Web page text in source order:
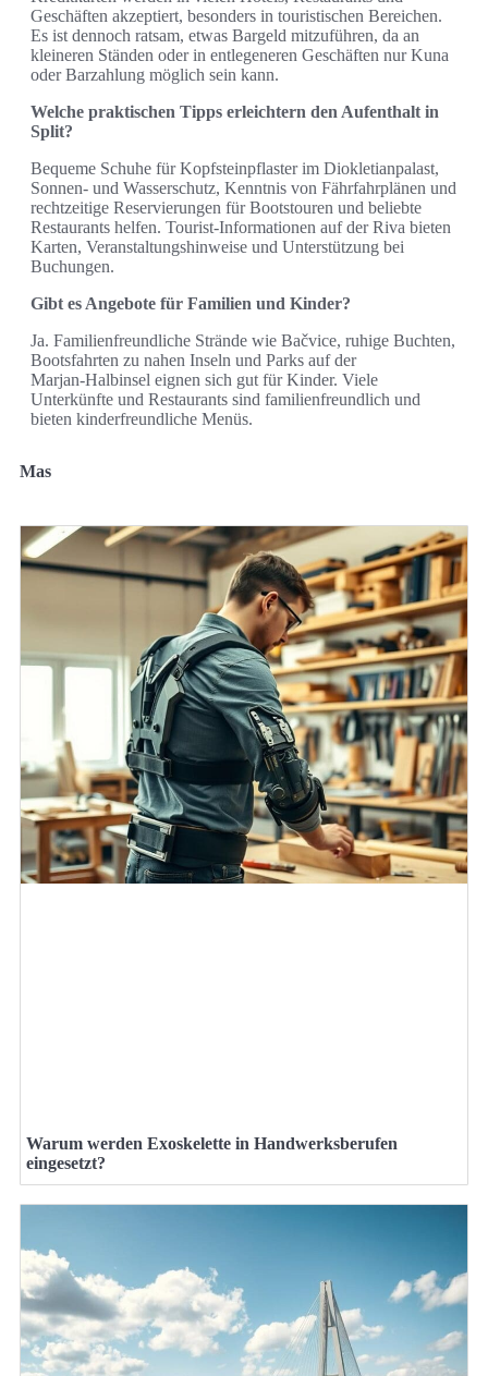
Geschäften akzeptiert, besonders in touristischen Bereichen.
Es ist dennoch ratsam, etwas Bargeld mitzuführen, da an
kleineren Ständen oder in entlegeneren Geschäften nur Kuna
oder Barzahlung möglich sein kann.
Welche praktischen Tipps erleichtern den Aufenthalt in
Split?
Bequeme Schuhe für Kopfsteinpflaster im Diokletianpalast,
Sonnen- und Wasserschutz, Kenntnis von Fährfahrplänen und
rechtzeitige Reservierungen für Bootstouren und beliebte
Restaurants helfen. Tourist-Informationen auf der Riva bieten
Karten, Veranstaltungshinweise und Unterstützung bei
Buchungen.
Gibt es Angebote für Familien und Kinder?
Ja. Familienfreundliche Strände wie Bačvice, ruhige Buchten,
Bootsfahrten zu nahen Inseln und Parks auf der
Marjan‑Halbinsel eignen sich gut für Kinder. Viele
Unterkünfte und Restaurants sind familienfreundlich und
bieten kinderfreundliche Menüs.
Mas
Warum werden Exoskelette in Handwerksberufen
eingesetzt?